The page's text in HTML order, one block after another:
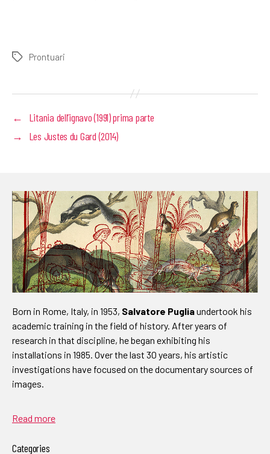
TagsProntuari
←
Litania dell’ignavo (1991) prima parte
→
Les Justes du Gard (2014)
Born in Rome, Italy, in 1953, Salvatore Pugliaundertook his
academic training in the field of history. After years of
research in that discipline, he began exhibiting his
installations in 1985. Over the last 30 years, his artistic
investigations have focused on the documentary sources of
images.
Read more
Categories